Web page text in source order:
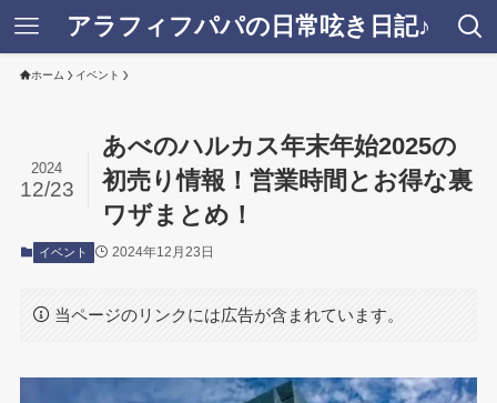
アラフィフパパの日常呟き日記♪
ホーム イベント
あべのハルカス年末年始2025の
初売り情報！営業時間とお得な裏
ワザまとめ！
2024
12/23
イベント 2024年12月23日
当ページのリンクには広告が含まれています。